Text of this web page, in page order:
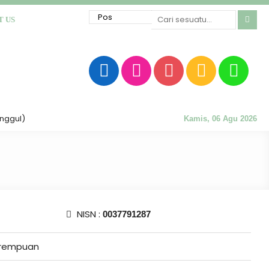
US
Kamis, 06 Agu 2026
NISN : 0037791287